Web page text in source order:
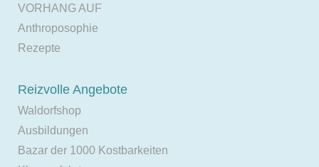
VORHANG AUF
Anthroposophie
Rezepte
Reizvolle Angebote
Waldorfshop
Ausbildungen
Bazar der 1000 Kostbarkeiten